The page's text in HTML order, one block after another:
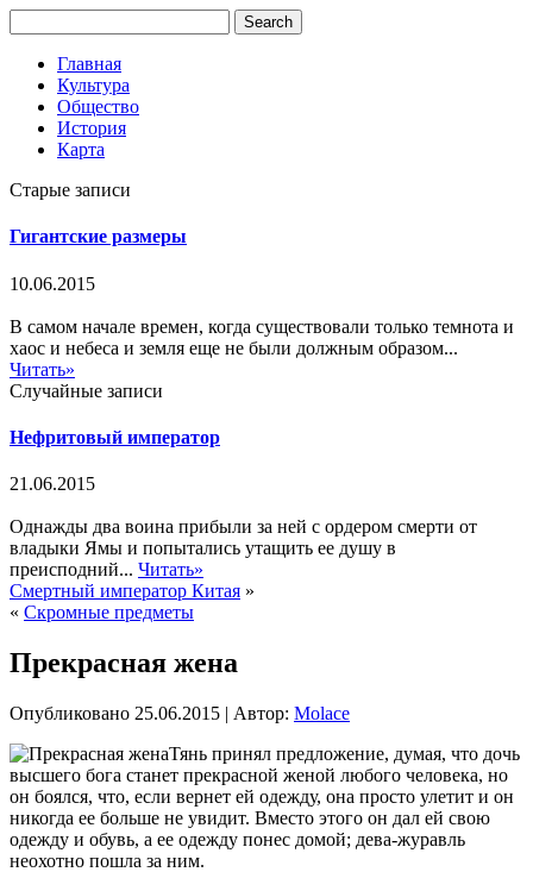
Главная
Культура
Общество
История
Карта
Старые записи
Гигантские размеры
10.06.2015
В самом начале времен, когда существовали только темнота и
хаос и небеса и земля еще не были должным образом...
Читать»
Случайные записи
Нефритовый император
21.06.2015
Однажды два воина прибыли за ней с ордером смерти от
владыки Ямы и попытались утащить ее душу в
преисподний... Читать»
Смертный император Китая »
« Скромные предметы
Прекрасная жена
Опубликовано 25.06.2015 | Автор: Molace
Тянь принял предложение, думая, что дочь
высшего бога станет прекрасной женой любого человека, но
он боялся, что, если вернет ей одежду, она просто улетит и он
никогда ее больше не увидит. Вместо этого он дал ей свою
одежду и обувь, а ее одежду понес домой; дева-журавль
неохотно пошла за ним.